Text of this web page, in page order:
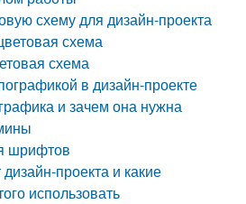
схему для дизайн-проекта
схема
схема
в дизайн-проекте
и зачем она нужна
шрифтов
дизайн-проекта и какие
использовать